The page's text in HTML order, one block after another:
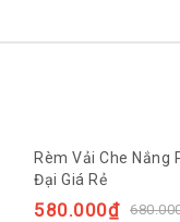
Rèm Vải Che Nắng
Đại Giá Rẻ
580.000₫